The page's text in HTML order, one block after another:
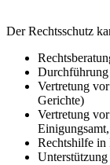
Der Rechtsschutz
Vertretung
Gerichte)
Vertretung
Rechtshilfe in